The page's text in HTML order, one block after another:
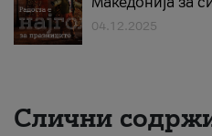
04.12.2025
Слични